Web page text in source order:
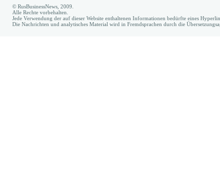
© RusBusinessNews, 2009.
Alle Rechte vorbehalten.
Jede Verwendung der auf dieser Website enthaltenen Informationen bedürfte eines
Die Nachrichten und analytisches Material wird in Fremdsprachen durch die